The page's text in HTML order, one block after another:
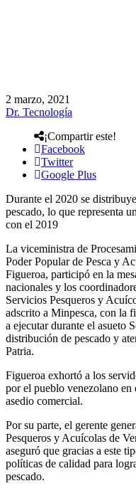
2 marzo, 2021
Dr. Tecnología
¡Compartir este!
Facebook
Twitter
Google Plus
Durante el 2020 se
pescado, lo que representa
con el 2019
La viceministra de
Poder Popular de Pesca y
Figueroa, participó en la
nacionales y los
Servicios Pesqueros y
adscrito a Minpesca, con la
a ejecutar durante el asueto
distribución de pescado y
Patria.
Figueroa exhortó a los
por el pueblo venezolano en
asedio comercial.
Por su parte, el gerente
Pesqueros y Acuícolas de
aseguró que gracias a este
políticas de calidad para
pescado.